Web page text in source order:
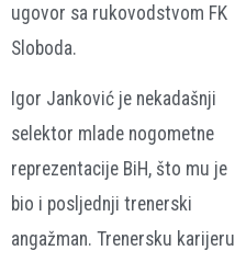
ugovor sa rukovodstvom FK
Sloboda.
Igor Janković je nekadašnji
selektor mlade nogometne
reprezentacije BiH, što mu je
bio i posljednji trenerski
angažman. Trenersku karijeru